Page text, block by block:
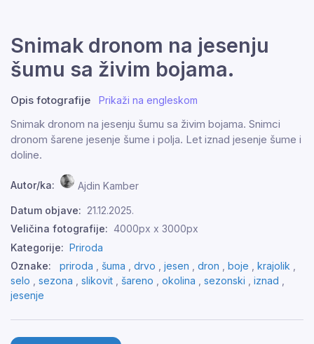
Snimak dronom na jesenju
šumu sa živim bojama.
Opis fotografije Prikaži na engleskom
Snimak dronom na jesenju šumu sa živim bojama. Snimci
dronom šarene jesenje šume i polja. Let iznad jesenje šume i
doline.
Autor/ka: Ajdin Kamber
Datum objave: 21.12.2025.
Veličina fotografije: 4000px x 3000px
Kategorije: Priroda
Oznake:
priroda šuma drvo jesen dron boje krajolik
selo
sezona slikovit šareno okolina sezonski iznad
jesenje